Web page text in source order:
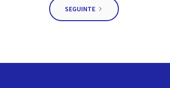
SEGUINTE